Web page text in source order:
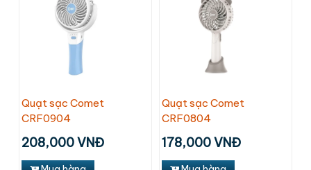
Quạt sạc Comet
CRF0904
208,000 VNĐ
Quạt sạc Comet
CRF0804
178,000 VNĐ